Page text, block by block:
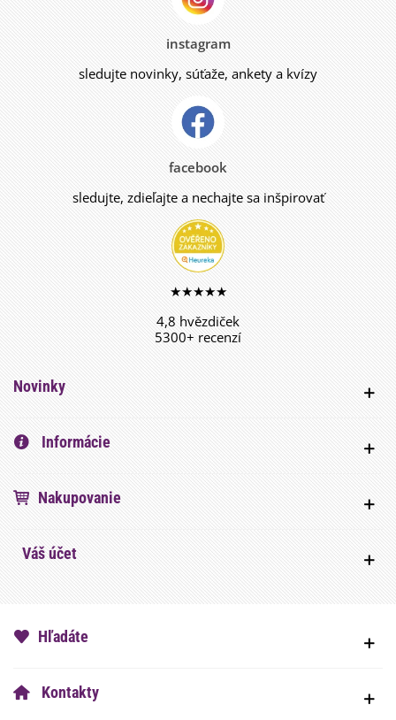
instagram
sledujte novinky, súťaže, ankety a kvízy
facebook
sledujte, zdieľajte a nechajte sa inšpirovať
★★★★★
4,8 hvězdiček
5300+ recenzí
Novinky
Informácie
Nakupovanie
Váš účet
Hľadáte
Kontakty